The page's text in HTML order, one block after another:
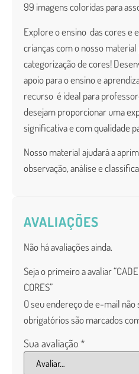
99 imagens coloridas para
Explore o ensino das cores e
crianças com o nosso material
categorização de cores!
apoio para o ensino e
recurso é ideal para
desejam proporcionar uma
significativa e com qualidade
Nosso material ajudará a
observação, análise e
AVALIAÇÕES
Não há avaliações ainda.
Seja o primeiro a avaliar
CORES”
O seu endereço de e-mail não
obrigatórios são marcados
Sua avaliação*